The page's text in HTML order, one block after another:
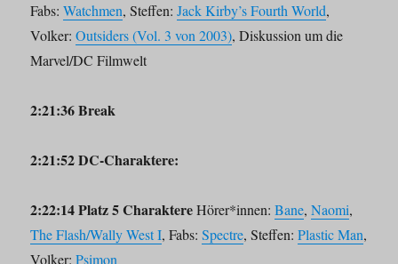
Fabs:Watchmen, Steffen:Jack Kirby’s Fourth World,
Volker:Outsiders (Vol. 3 von 2003), Diskussion um die
Marvel/DC Filmwelt
2:21:36 Break
2:21:52 DC-Charaktere:
2:22:14 Platz 5 CharaktereHörer*innen:Bane,Naomi,
The Flash/Wally West I, Fabs:Spectre, Steffen:Plastic Man,
Volker:Psimon